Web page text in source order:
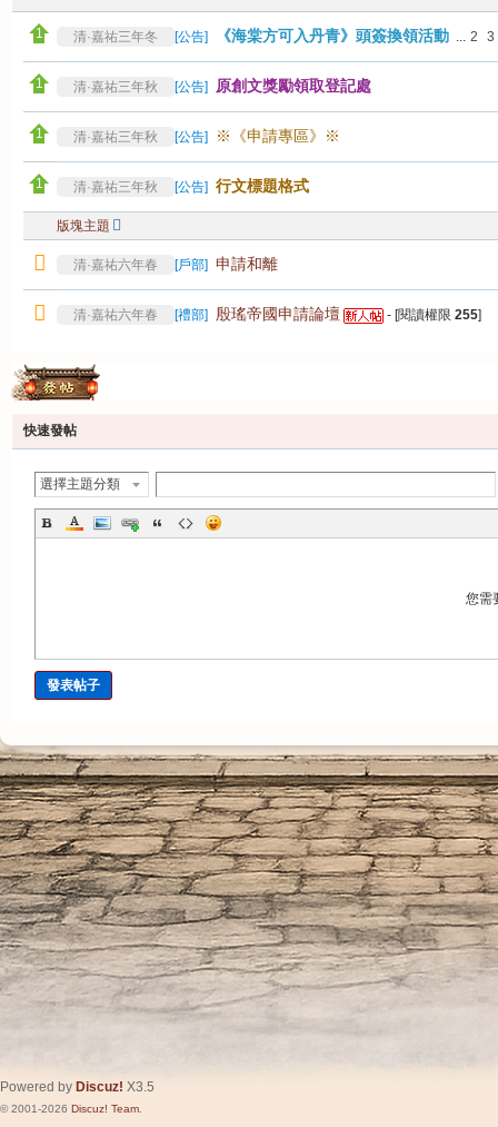
清·嘉祐三年冬 [公告] 《海棠方可入丹青》頭簽換領活動 ... 2 3
清·嘉祐三年秋 [公告] 原創文獎勵領取登記處
清·嘉祐三年秋 [公告] ※《申請專區》※
清·嘉祐三年秋 [公告] 行文標題格式
版塊主題
清·嘉祐六年春 [戶部] 申請和離
清·嘉祐六年春 [禮部] 殷瑤帝國申請論壇 - [閱讀權限 255]
發帖
快速發帖
選擇主題分類
您需
發表帖子
Powered by Discuz! X3.5
© 2001-2026 Discuz! Team